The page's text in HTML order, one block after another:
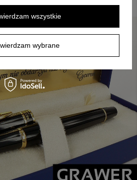
z odbiorcą w codziennej pracy.
wybrane
wszystkie